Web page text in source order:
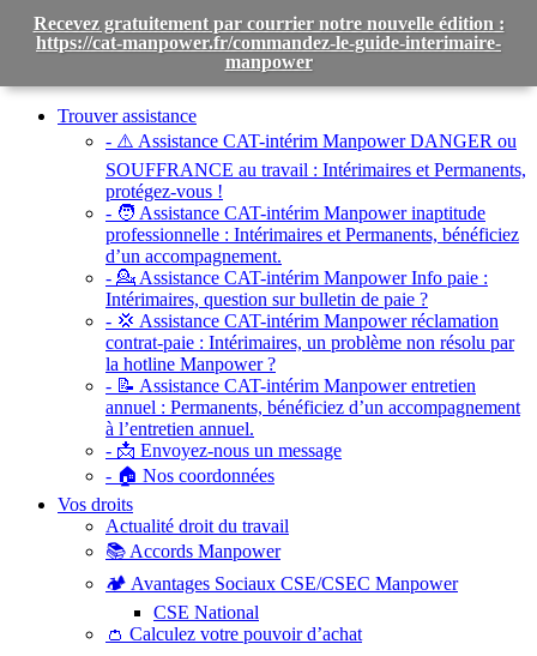
Toggle
navigationTrouver assistance
- ⚠️ Assistance CAT-intérim Manpower DANGER ou
SOUFFRANCE au travail : Intérimaires et Permanents,
protégez-vous !
- 🧑 Assistance CAT-intérim Manpower inaptitude
professionnelle : Intérimaires et Permanents, bénéficiez
d’un accompagnement.
- 💁 Assistance CAT-intérim Manpower Info paie :
Intérimaires, question sur bulletin de paie ?
- 💢 Assistance CAT-intérim Manpower réclamation
contrat-paie : Intérimaires, un problème non résolu par
la hotline Manpower ?
- 📝 Assistance CAT-intérim Manpower entretien
annuel : Permanents, bénéficiez d’un accompagnement
à l’entretien annuel.
- 📩 Envoyez-nous un message
- 🏠 Nos coordonnées
Vos droits
Actualité droit du travail
📚 Accords Manpower
🏕️ Avantages Sociaux CSE/CSEC Manpower
CSE National
👛 Calculez votre pouvoir d’achat
Recevez gratuitement par courrier notre nouvelle édition :
https://cat-manpower.fr/commandez-le-guide-interimaire-
manpower